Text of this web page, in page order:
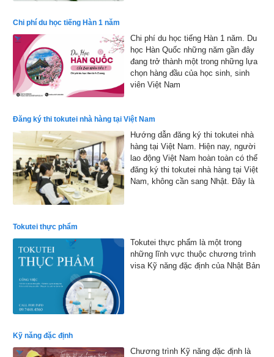
2026
Chi phí du học tiếng Hàn 1 năm
Chi phí du học tiếng Hàn 1 năm. Du
học Hàn Quốc những năm gần đây
đang trở thành một trong những lựa
chọn hàng đầu của học sinh, sinh
viên Việt Nam
Đăng ký thi tokutei nhà hàng tại Việt Nam
Hướng dẫn đăng ký thi tokutei nhà
hàng tại Việt Nam. Hiện nay, người
lao động Việt Nam hoàn toàn có thể
đăng ký thi tokutei nhà hàng tại Việt
Nam, không cần sang Nhật. Đây là
Tokutei thực phẩm
Tokutei thực phẩm là một trong
những lĩnh vực thuộc chương trình
visa Kỹ năng đặc định của Nhật Bản
Kỹ năng đặc định
Chương trình Kỹ năng đặc định là